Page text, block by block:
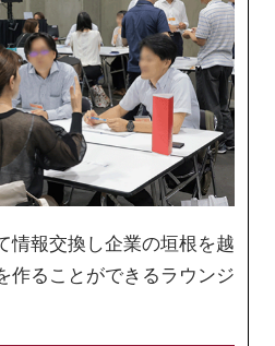
情報交換し企業の垣根を越
作ることができるラウンジ